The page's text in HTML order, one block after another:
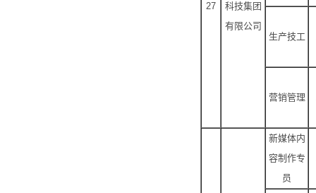
27
科技集团
有限公司
生产技工
营销管理
新媒体内
容制作专
员